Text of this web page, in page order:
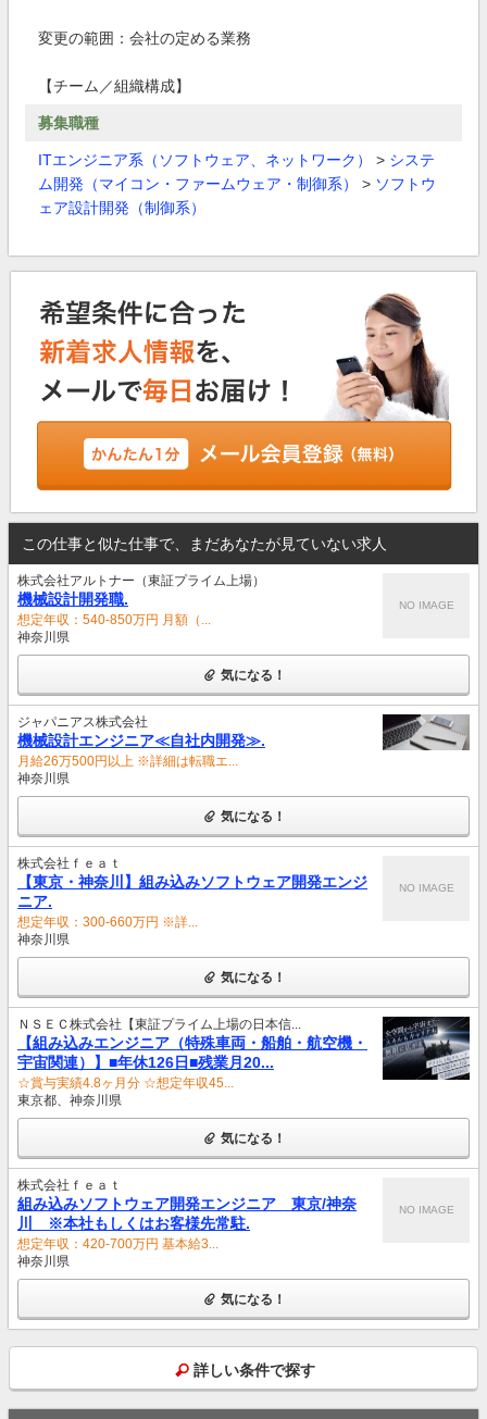
変更の範囲：会社の定める業務
【チーム／組織構成】
募集職種
ITエンジニア系（ソフトウェア、ネットワーク） > システ
ム開発（マイコン・ファームウェア・制御系）
> ソフトウ
ェア設計開発（制御系）
この仕事と似た仕事で、まだあなたが見ていない求人
株式会社アルトナー（東証プライム上場）
機械設計開発職.
想定年収：540-850万円 月額（...
神奈川県
NO IMAGE
気になる！
ジャパニアス株式会社
機械設計エンジニア≪自社内開発≫.
月給26万500円以上 ※詳細は転職エ...
神奈川県
気になる！
株式会社ｆｅａｔ
【東京・神奈川】組み込みソフトウェア開発エンジ
ニア.
想定年収：300-660万円 ※詳...
神奈川県
NO IMAGE
気になる！
ＮＳＥＣ株式会社【東証プライム上場の日本信...
【組み込みエンジニア（特殊車両・船舶・航空機・
宇宙関連）】■年休126日■残業月20...
☆賞与実績4.8ヶ月分 ☆想定年収45...
東京都、神奈川県
気になる！
株式会社ｆｅａｔ
組み込みソフトウェア開発エンジニア 東京/神奈
川 ※本社もしくはお客様先常駐.
想定年収：420-700万円 基本給3...
神奈川県
NO IMAGE
気になる！
詳しい条件で探す